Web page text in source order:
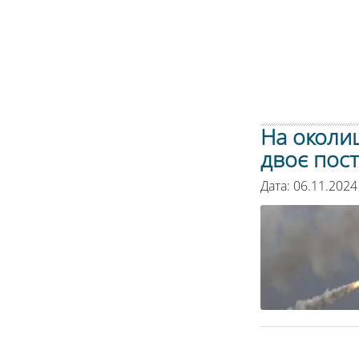
На
двоє
Дата: